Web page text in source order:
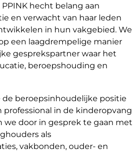
hecht belang aan
en verwacht van haar leden
in hun vakgebied. We
een laagdrempelige manier
gesprekspartner waar het
beroepshouding en
de beroepsinhoudelijke positie
professional in de kinderopvang
we door in gesprek te gaan met
als
vakbonden, ouder- en